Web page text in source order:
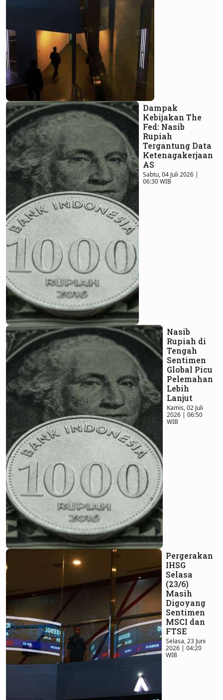
Dampak
Kebijakan The
Fed: Nasib
Rupiah
Tergantung Data
Ketenagakerjaan
AS
Sabtu, 04 Juli 2026 |
06:30 WIB
Nasib
Rupiah di
Tengah
Sentimen
Global Picu
Pelemahan
Lebih
Lanjut
Kamis, 02 Juli
2026 | 06:50
WIB
Pergerakan
IHSG
Selasa
(23/6)
Masih
Digoyang
Sentimen
MSCI dan
FTSE
Selasa, 23 Juni
2026 | 04:20
WIB